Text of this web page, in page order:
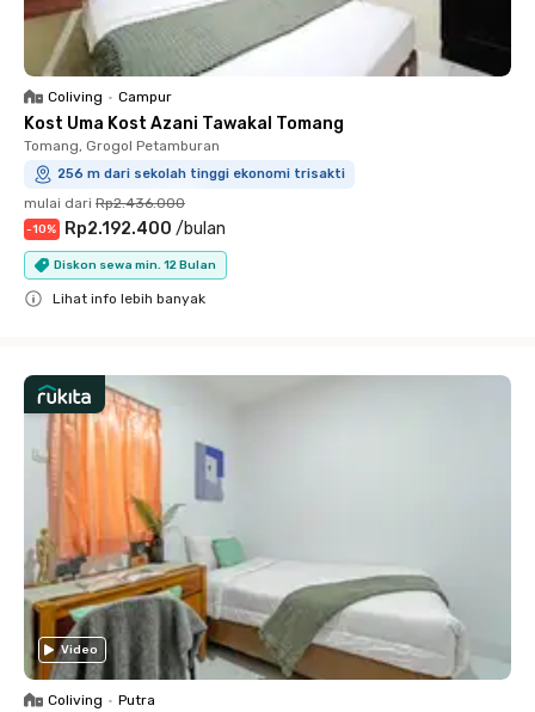
Coliving • Campur
Kost Uma Kost Azani Tawakal Tomang
Tomang, Grogol Petamburan
256 m dari sekolah tinggi ekonomi trisakti
mulai dari Rp2.436.000
-10% Rp2.192.400 /bulan
Diskon sewa min. 12 Bulan
Lihat info lebih banyak
Video
Coliving • Putra